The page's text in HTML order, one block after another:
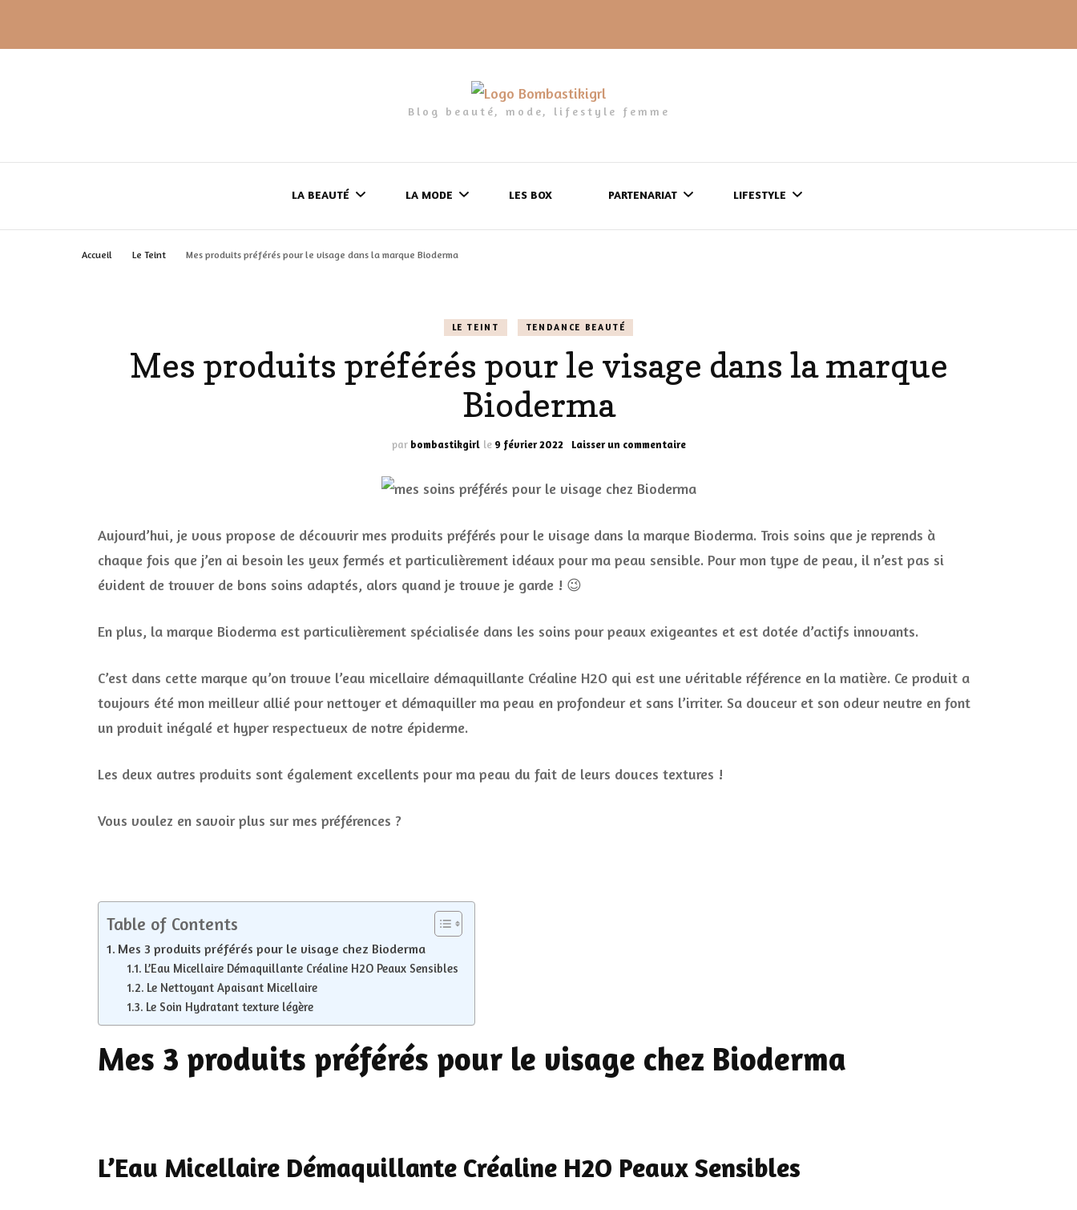
Blog beauté, mode, lifestyle femme
LA BEAUTÉ
LES GELS-DOUCHE
LES DÉOS
HAUL
LA VIE PLUS SIMPLE…
ACCESSOIRES BIEN
LA MODE
MES LOOKS
LES ACCESSOIRES
LES BOX PARTENARIAT
CONFIDENTIALITÉ
LIFESTYLE
DÉCO MAISON
LES CALENDRIERS DE
L’AVENT
JEUX CONCOURS
Accueil Le Teint Mes produits préférés pour le visage dans la marque Bioderma
LE TEINT TENDANCE BEAUTÉ
Mes produits préférés pour le visage dans la marque
Bioderma
par bombastikgirl le 9 février 2022 Laisser un commentairesur
préférés
visage
dans
Aujourd’hui, je vous propose de découvrir mes produits préférés pour le visage dans la marque Bioderma. Trois soins que je reprends à
chaque fois que j’en ai besoin les yeux fermés et particulièrement idéaux pour ma peau sensible. Pour mon type de peau, il n’est pas si
évident de trouver de bons soins adaptés, alors quand je trouve je garde ! 😉
En plus, la marque Bioderma est particulièrement spécialisée dans les soins pour peaux exigeantes et est dotée d’actifs innovants.
C’est dans cette marque qu’on trouve l’eau micellaire démaquillante Créaline H2O qui est une véritable référence en la matière. Ce produit a
toujours été mon meilleur allié pour nettoyer et démaquiller ma peau en profondeur et sans l’irriter. Sa douceur et son odeur neutre en font
un produit inégalé et hyper respectueux de notre épiderme.
Les deux autres produits sont également excellents pour ma peau du fait de leurs douces textures !
Vous voulez en savoir plus sur mes préférences ?
Table of Contents
Mes 3 produits préférés pour le visage chez Bioderma
L’Eau Micellaire Démaquillante Créaline H2O Peaux Sensibles
Le Nettoyant Apaisant Micellaire
Le Soin Hydratant texture légère
Mes 3 produits préférés pour le visage chez Bioderma
L’Eau Micellaire Démaquillante Créaline H2O Peaux Sensibles